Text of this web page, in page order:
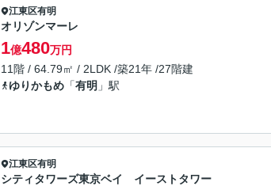
江東区有明
オリゾンマーレ
1億480万円
11階 / 64.79㎡ / 2LDK /築21年 /27階建
ゆりかもめ 「有明 」駅
江東区有明
シティタワーズ東京ベイ イーストタワー